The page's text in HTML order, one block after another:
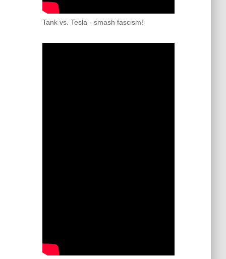
Tank vs. Tesla - smash fascism!